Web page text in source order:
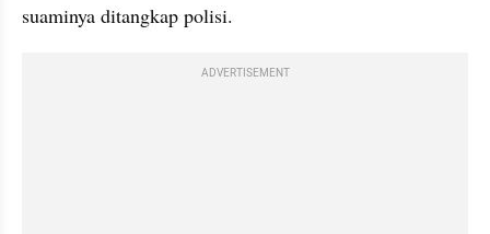
suaminya ditangkap polisi.
ADVERTISEMENT